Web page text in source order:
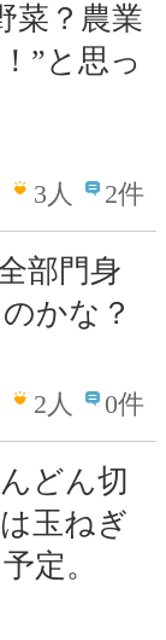
菜？農業
”と思っ
3人 2件
部門身
かな？
2人 0件
どん切
玉ねぎ
定。